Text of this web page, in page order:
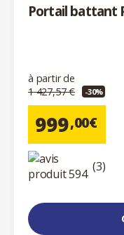
Portail battant
à partir de
1 427,57 €
-30%
999,00€
(3)